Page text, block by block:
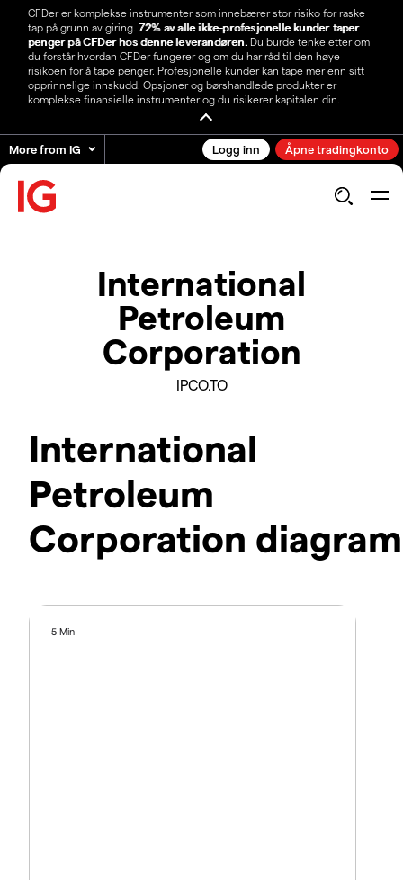
CFDer er komplekse instrumenter som innebærer stor risiko for raske
tap på grunn av giring. 72% av alle ikke-profesjonelle kunder taper
penger på CFDer hos denne leverandøren.Du burde tenke etter om
du forstår hvordan CFDer fungerer og om du har råd til den høye
risikoen for å tape penger. Profesjonelle kunder kan tape mer enn sitt
opprinnelige innskudd. Opsjoner og børshandlede produkter er
komplekse finansielle instrumenter og du risikerer kapitalen din.
More from IG Logg inn Åpne tradingkonto
International
Petroleum
Corporation
IPCO.TO
International
Petroleum
Corporation diagram
5 Min